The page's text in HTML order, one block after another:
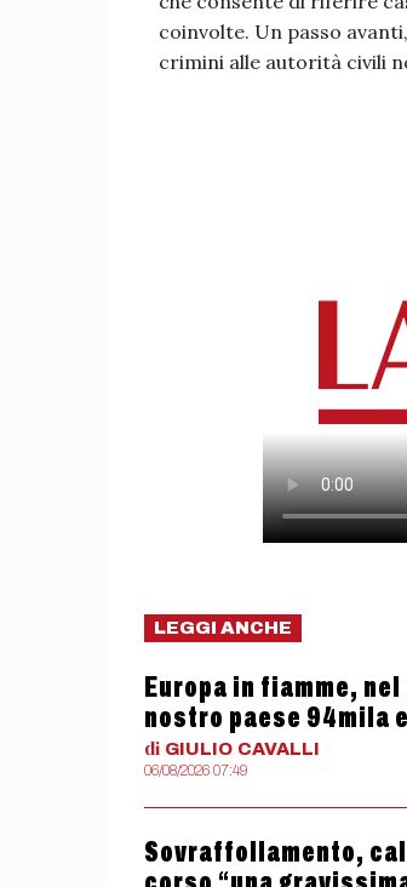
coinvolte. Un passo
crimini alle autorità civili
LEGGI ANCHE
Europa in fiamme,
nostro paese
di GIULIO CAVALLI
06/08/2026 07:49
Sovraffollamento,